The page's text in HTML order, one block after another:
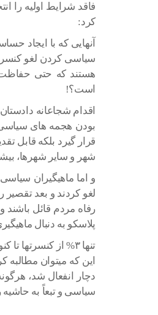
فاقد شرایط اولیه را
کرد:
آنهایی که با ایجاد
سیاسی کردن لغو
هستند که حتی حفاظت
است؟!
اقدام شجاعانه
بودن هجمه های
قرار گیرد بلکه قابل
شهر و سایر شهرها،
و اما ماهیگیران
لغو کردند و بعد
رفاه مردم قائل
پلاسکو به دنبال
تنها ۳% از
این که میتوان
دچار انفعال شد،
سیاسی و تبعاً به حاشیه